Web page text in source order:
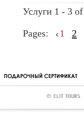
Услуги 1 - 3
Pages: 1 2